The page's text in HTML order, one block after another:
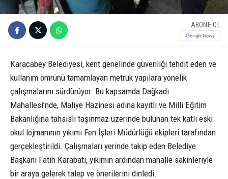
ABONE OL
Karacabey Belediyesi, kent genelinde güvenliği tehdit eden ve
kullanım ömrünü tamamlayan metruk yapılara yönelik
çalışmalarını sürdürüyor. Bu kapsamda Dağkadı
Mahallesi’nde, Maliye Hazinesi adına kayıtlı ve Milli Eğitim
Bakanlığına tahsisli taşınmaz üzerinde bulunan tek katlı eski
okul lojmanının yıkımı Fen İşleri Müdürlüğü ekipleri tarafından
gerçekleştirildi. Çalışmaları yerinde takip eden Belediye
Başkanı Fatih Karabatı, yıkımın ardından mahalle sakinleriyle
bir araya gelerek talep ve önerilerini dinledi.